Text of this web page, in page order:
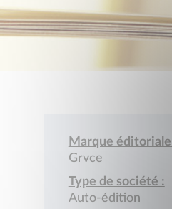
Marque éditoriale :
Grvce
Type de société :
Auto-édition